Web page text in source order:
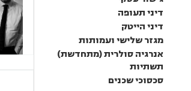
דיני תעופה
דיני הייטק
מגזר שלישי ועמותות
אנרגיה סולרית (מתחדשת)
תשתיות
סכסוכי שכנים